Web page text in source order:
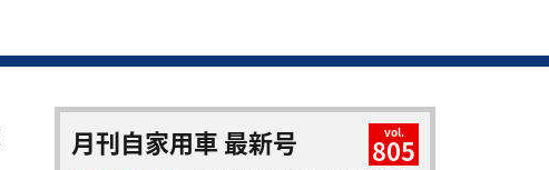
月刊自家用車 最新号 vol.
805